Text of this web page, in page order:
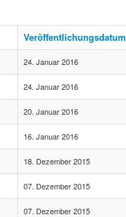
Veröffentlichungsdatum
24. Januar 2016
24. Januar 2016
20. Januar 2016
16. Januar 2016
18. Dezember 2015
07. Dezember 2015
07. Dezember 2015